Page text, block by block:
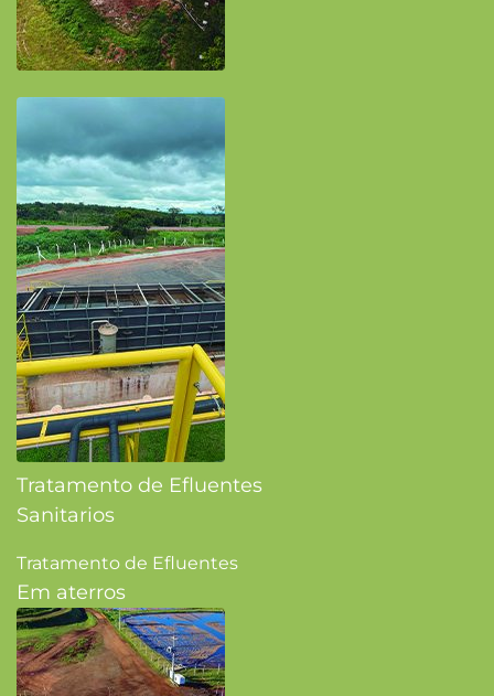
Tratamento de Efluentes
Sanitarios
Tratamento de Efluentes
Em aterros